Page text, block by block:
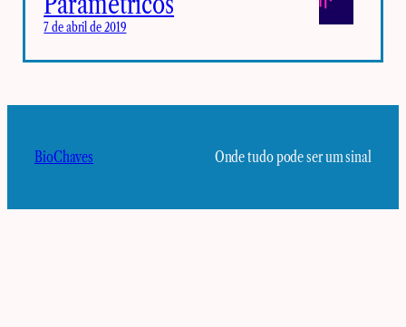
7 de abril de 2019
BioChaves Onde tudo pode ser um sinal